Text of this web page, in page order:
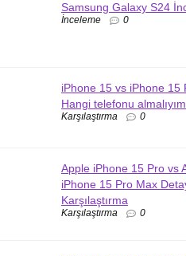
Samsung Galaxy S24
İnceleme 0
iPhone 15 vs iPhone 15
Hangi telefonu
Karşılaştırma 0
Apple iPhone 15 Pro vs
iPhone 15 Pro Max
Karşılaştırma
Karşılaştırma 0